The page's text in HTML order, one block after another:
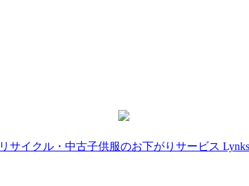
リサイクル・中古子供服のお下がりサービス Lynks